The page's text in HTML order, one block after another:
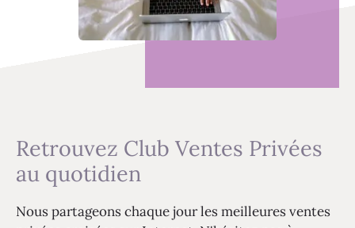
Retrouvez Club Ventes Privées
au quotidien
Nous partageons chaque jour les meilleures ventes